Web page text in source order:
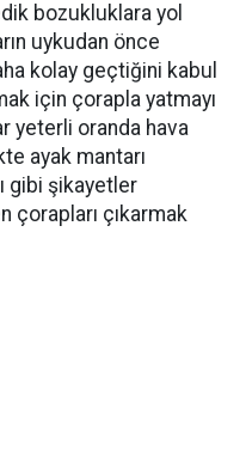
bozukluklara yol
uykudan önce
kolay geçtiğini kabul
için çorapla yatmayı
yeterli oranda hava
ayak mantarı
gibi şikayetler
çorapları çıkarmak